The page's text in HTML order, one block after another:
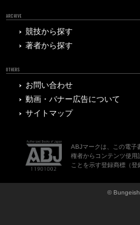
ARCHIVE
競技から探す
著者から探す
OTHERS
お問い合わせ
動画・バナー広告について
サイトマップ
ABJマークは、この電子
権者からコンテンツ使用
ことを示す登録商標（登
©